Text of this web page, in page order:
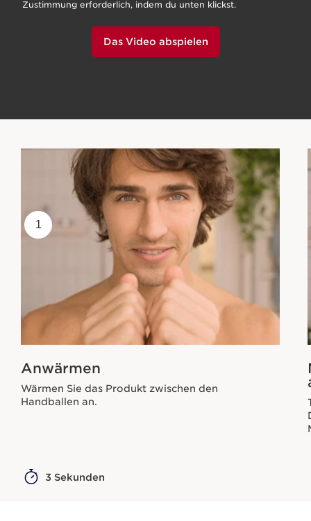
Zustimmung erforderlich, indem du unten klickst.
Das Video abspielen
1
Anwärmen
Wärmen Sie das Produkt zwischen den
Handballen an.
3 Sekunden